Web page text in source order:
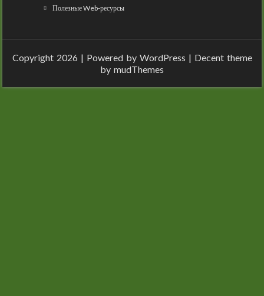
Полезные Web-ресурсы
Copyright 2026 | Powered by WordPress | Decent theme
by mudThemes